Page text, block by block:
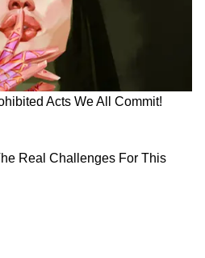
टुकड़े-टुकड़े में बंट
सरकार की उड़ गई